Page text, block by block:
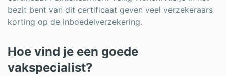
bezit bent van dit certificaat geven veel verzekeraars
korting op de inboedelverzekering.
Hoe vind je een goede
vakspecialist?